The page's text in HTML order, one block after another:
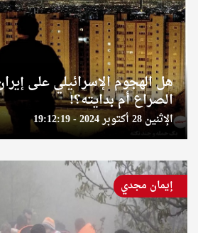
هل الهجوم الإسرائيلي على
الصراع أم بدايته؟!
الإثنين 28 أكتوبر 2024 - 19:12:19
إيمان مجدي